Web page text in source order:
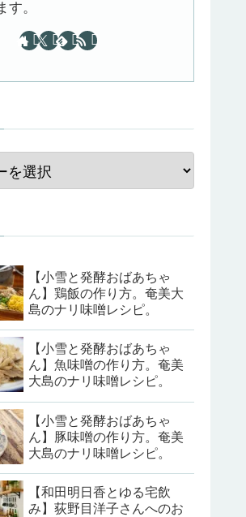
す。
【小雪と発酵おばあちゃ
ん】鶏飯の作り方。奄美大
島のナリ味噌レシピ。
【小雪と発酵おばあちゃ
ん】魚味噌の作り方。奄美
大島のナリ味噌レシピ。
【小雪と発酵おばあちゃ
ん】豚味噌の作り方。奄美
大島のナリ味噌レシピ。
【和田明日香とゆる宅飲
み】荻野目洋子さんへのお